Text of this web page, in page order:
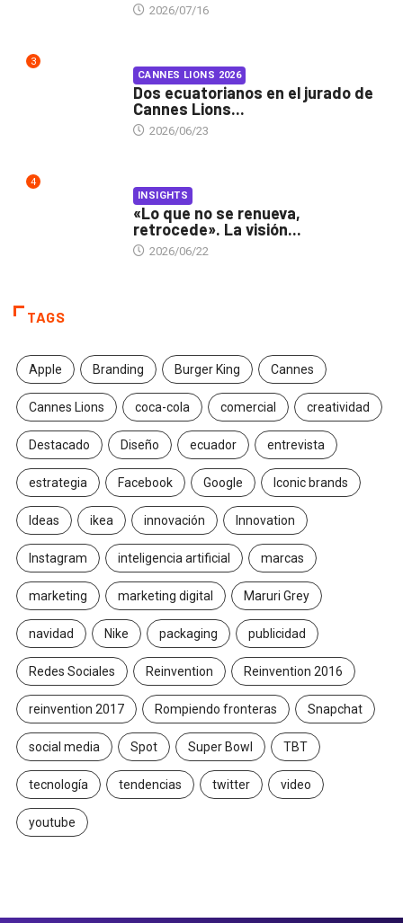
2026/07/16
3
CANNES LIONS 2026
Dos ecuatorianos en el jurado de
Cannes Lions...
2026/06/23
4
INSIGHTS
«Lo que no se renueva,
retrocede». La visión...
2026/06/22
TAGS
Apple Branding Burger King Cannes
Cannes Lions coca-cola comercial creatividad
Destacado Diseño ecuador entrevista
estrategia Facebook Google Iconic brands
Ideas ikea innovación Innovation
Instagram inteligencia artificial marcas
marketing marketing digital Maruri Grey
navidad Nike packaging publicidad
Redes Sociales Reinvention Reinvention 2016
reinvention 2017 Rompiendo fronteras Snapchat
social media Spot Super Bowl TBT
tecnología tendencias twitter video
youtube